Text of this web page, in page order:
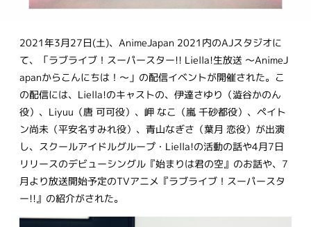
2021年3月27日(土)、AnimeJapan 2021内のAJスタジオに
て、「ラブライブ！スーパースター!! Liella!生放送 ～AnimeJ
apanからこんにちは！～」の配信イベントが開催された。こ
の配信には、Liella!のキャストの、伊達さゆり（澁谷かのん
役）、Liyuu（唐 可可役）、岬 なこ（嵐 千砂都役）、ペイト
ン尚未（平安名すみれ役）、青山なぎさ（葉月 恋役）が出演
し、スクールアイドルグループ・Liella!の活動の話や4月7日
リリースのデビューシングル『始まりは君の空』のお話や、7
月より放送開始予定のTVアニメ『ラブライブ！スーパースタ
ー!!』の紹介がされた。